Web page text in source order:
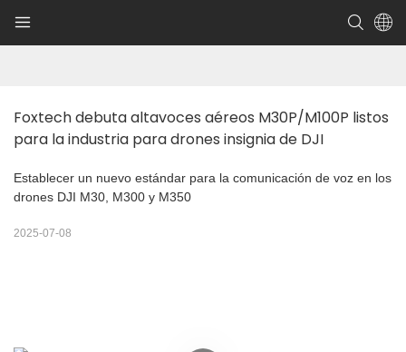
Foxtech debuta altavoces aéreos M30P/M100P listos
para la industria para drones insignia de DJI
Establecer un nuevo estándar para la comunicación de voz en los
drones DJI M30, M300 y M350
2025-07-08